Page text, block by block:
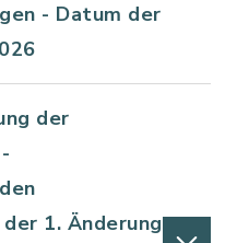
- Datum der
der
1. Änderung